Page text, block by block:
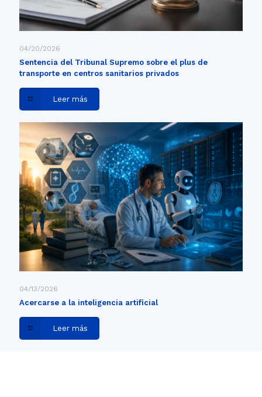
04/20/2026
Sentencia del Tribunal Supremo sobre el plus de
transporte en centros sanitarios privados
Leer más
04/13/2026
Acercarse a la inteligencia artificial
Leer más